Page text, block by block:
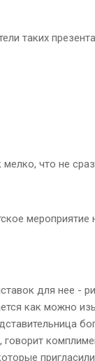
таких
что не
для нее -
как можно